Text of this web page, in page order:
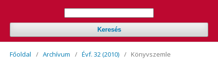
Keresés
Főoldal / Archívum / Évf. 32 (2010) / Könyvszemle